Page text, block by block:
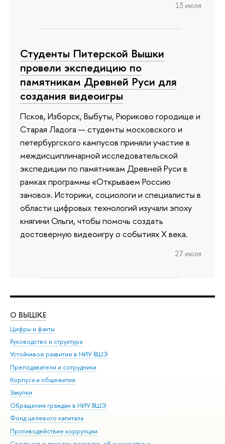
13 июля
Студенты Питерской Вышки
провели экспедицию по
памятникам Древней Руси для
создания видеоигры
Псков, Изборск, Выбуты, Рюриково городище и
Старая Ладога — студенты московского и
петербургского кампусов приняли участие в
междисциплинарной исследовательской
экспедиции по памятникам Древней Руси в
рамках программы «Открываем Россию
заново». Историки, социологи и специалисты в
области цифровых технологий изучали эпоху
княгини Ольги, чтобы помочь создать
достоверную видеоигру о событиях X века.
27 июля
О ВЫШКЕ
Цифры и факты
Руководство и структура
Устойчивое развитие в НИУ ВШЭ
Преподаватели и сотрудники
Корпуса и общежития
Закупки
Обращения граждан в НИУ ВШЭ
Фонд целевого капитала
Противодействие коррупции